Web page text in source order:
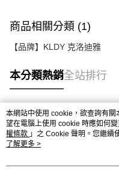
商品相關分類 (1)
【品牌】KLDY 克洛迪雅
本分類熱銷全站排行
熱門標籤
本網站中使用 cookie，欲查詢有
望在電腦上使用 cookie 時應如何
權條款 」之 Cookie 聲明。您繼續
用條款之 Cookie 聲明使用 cookie。
了解更多 >